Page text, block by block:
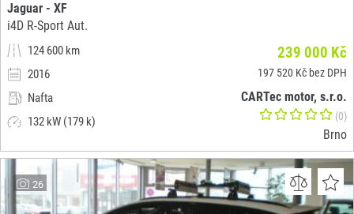
Jaguar - XF
i4D R-Sport Aut.
124 600 km
2016
Nafta
132 kW (179 k)
239 000 Kč
197 520 Kč bez DPH
CARTec motor, s.r.o.
(0)
Brno
26